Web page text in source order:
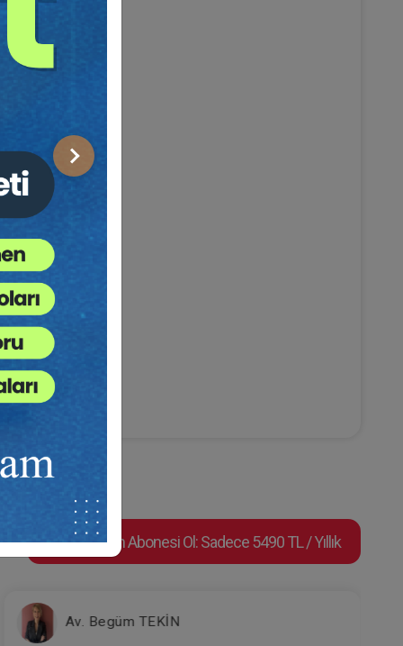
Sonraki
Video Eğitim Abonesi Ol: Sadece 5490 TL / Yıllık
Av. Begüm TEKİN